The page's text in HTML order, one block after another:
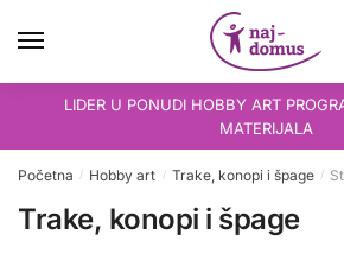
LIDER U PONUDI HOBBY ART
MATERIJALA
Početna / Hobby art / Trake, konopi i špage /
Trake, konopi i špage